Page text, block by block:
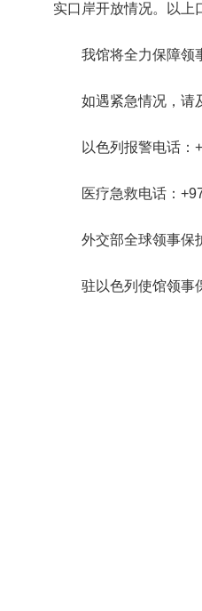
实口岸开放情况。以上
我馆将全力保障领
如遇紧急情况，请
以色列报警电话：
医疗急救电话：
外交部全球领事保
驻以色列使馆领